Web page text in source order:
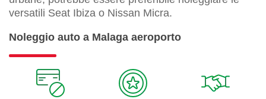
versatili Seat Ibiza o Nissan Micra.
Noleggio auto a Malaga aeroporto